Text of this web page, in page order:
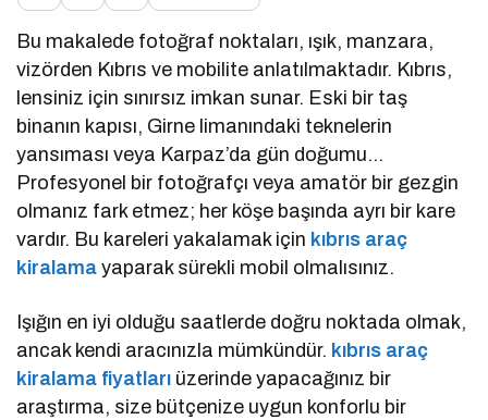
Bu makalede fotoğraf noktaları, ışık, manzara,
vizörden Kıbrıs ve mobilite anlatılmaktadır. Kıbrıs,
lensiniz için sınırsız imkan sunar. Eski bir taş
binanın kapısı, Girne limanındaki teknelerin
yansıması veya Karpaz’da gün doğumu…
Profesyonel bir fotoğrafçı veya amatör bir gezgin
olmanız fark etmez; her köşe başında ayrı bir kare
vardır. Bu kareleri yakalamak için kıbrıs araç
kiralama yaparak sürekli mobil olmalısınız.
Işığın en iyi olduğu saatlerde doğru noktada olmak,
ancak kendi aracınızla mümkündür. kıbrıs araç
kiralama fiyatları üzerinde yapacağınız bir
araştırma, size bütçenize uygun konforlu bir